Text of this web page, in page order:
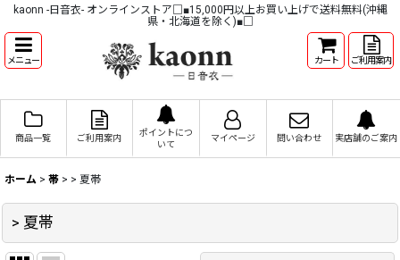
kaonn -日音衣- オンラインストア□■15,000円以上お買い上げで送料無料(沖縄
県・北海道を除く)■□
メニュー カート ご利用案内
商品一覧 ご利用案内
ポイントにつ
いて
マイページ 問い合わせ 実店舗のご案内
ホーム > 帯 > > 夏帯
> 夏帯